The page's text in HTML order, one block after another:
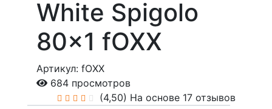
White Spigolo
80x1 fOXX
Артикул: fOXX
684 просмотров
(4,50) На основе 17 отзывов